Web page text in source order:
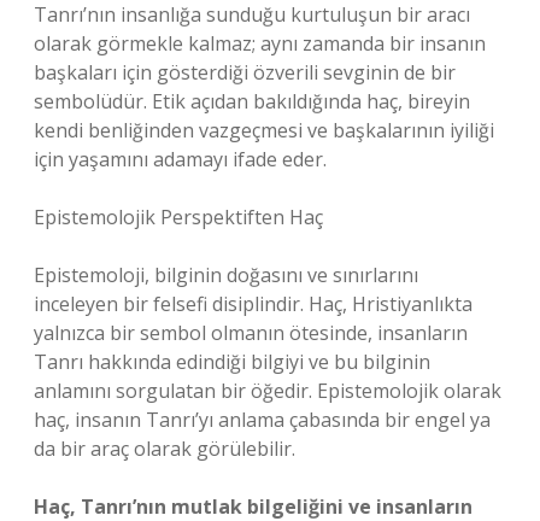
Tanrı’nın insanlığa sunduğu kurtuluşun bir aracı
olarak görmekle kalmaz; aynı zamanda bir insanın
başkaları için gösterdiği özverili sevginin de bir
sembolüdür. Etik açıdan bakıldığında haç, bireyin
kendi benliğinden vazgeçmesi ve başkalarının iyiliği
için yaşamını adamayı ifade eder.
Epistemolojik Perspektiften Haç
Epistemoloji, bilginin doğasını ve sınırlarını
inceleyen bir felsefi disiplindir. Haç, Hristiyanlıkta
yalnızca bir sembol olmanın ötesinde, insanların
Tanrı hakkında edindiği bilgiyi ve bu bilginin
anlamını sorgulatan bir öğedir. Epistemolojik olarak
haç, insanın Tanrı’yı anlama çabasında bir engel ya
da bir araç olarak görülebilir.
Haç, Tanrı’nın mutlak bilgeliğini ve insanların